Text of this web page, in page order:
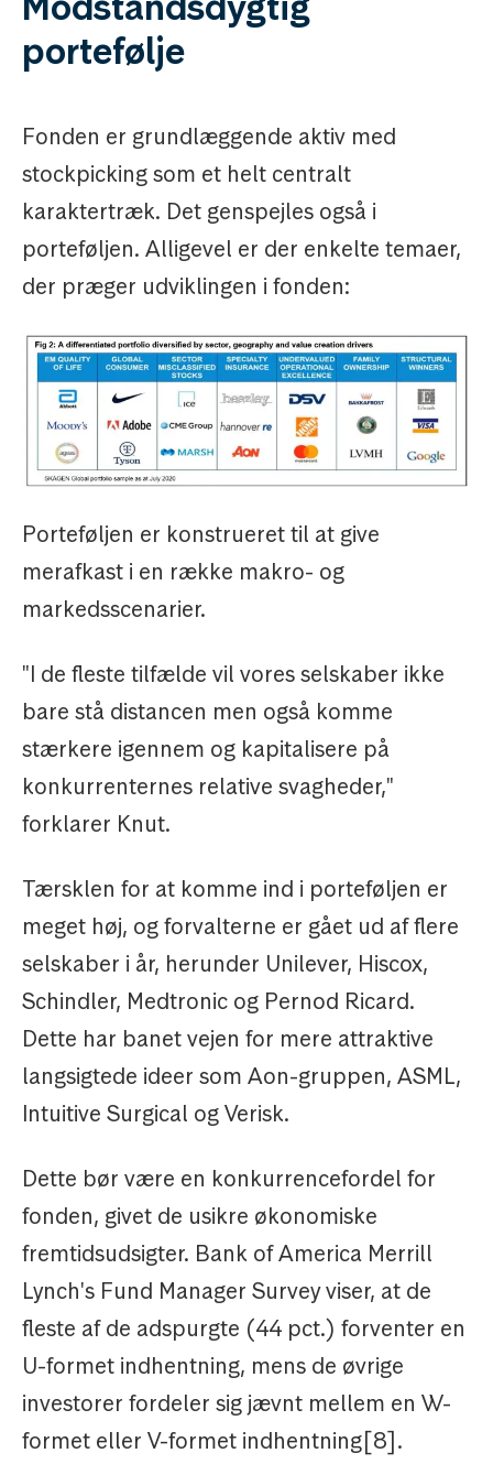
portefølje
Fonden er grundlæggende aktiv med
stockpicking som et helt centralt
karaktertræk. Det genspejles også i
porteføljen. Alligevel er der enkelte temaer,
der præger udviklingen i fonden:
Porteføljen er konstrueret til at give
merafkast i en række makro- og
markedsscenarier.
"I de fleste tilfælde vil vores selskaber ikke
bare stå distancen men også komme
stærkere igennem og kapitalisere på
konkurrenternes relative svagheder,"
forklarer Knut.
Tærsklen for at komme ind i porteføljen er
meget høj, og forvalterne er gået ud af flere
selskaber i år, herunder Unilever, Hiscox,
Schindler, Medtronic og Pernod Ricard.
Dette har banet vejen for mere attraktive
langsigtede ideer som Aon-gruppen, ASML,
Intuitive Surgical og Verisk.
Dette bør være en konkurrencefordel for
fonden, givet de usikre økonomiske
fremtidsudsigter. Bank of America Merrill
Lynch's Fund Manager Survey viser, at de
fleste af de adspurgte (44 pct.) forventer en
U-formet indhentning, mens de øvrige
investorer fordeler sig jævnt mellem en W-
formet eller V-formet indhentning[8].